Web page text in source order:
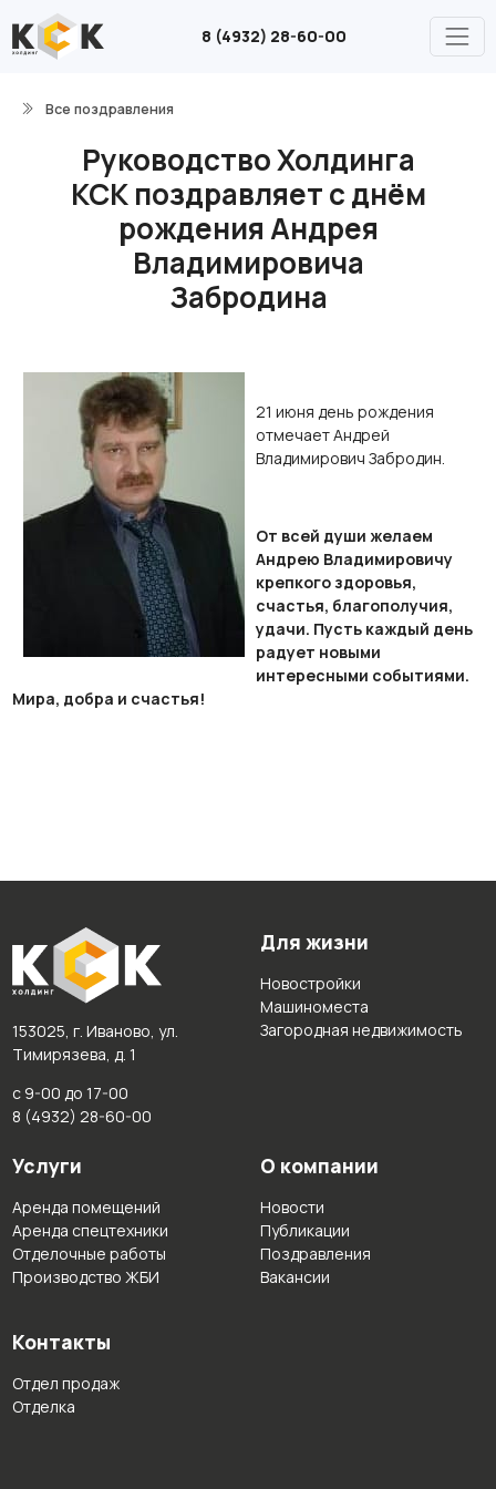
8 (4932) 28-60-00
Все поздравления
Руководство Холдинга
КСК поздравляет с днём
рождения Андрея
Владимировича
Забродина
21 июня день рождения
отмечает Андрей
Владимирович Забродин.
От всей души желаем
Андрею Владимировичу
крепкого здоровья,
счастья, благополучия,
удачи. Пусть каждый день
радует новыми
интересными событиями.
Мира, добра и счастья!
153025, г. Иваново, ул.
Тимирязева, д. 1
с 9-00 до 17-00
8 (4932) 28-60-00
Для жизни
Новостройки
Машиноместа
Загородная недвижимость
Услуги
Аренда помещений
Аренда спецтехники
Отделочные работы
Производство ЖБИ
О компании
Новости
Публикации
Поздравления
Вакансии
Контакты
Отдел продаж
Отделка